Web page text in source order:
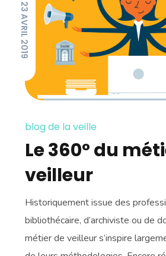
23 AVRIL 2019
blog de la veille
Le 360° du
veilleur
Historiquement issue des
bibliothécaire, d’archiviste ou de
métier de veilleur s’inspire